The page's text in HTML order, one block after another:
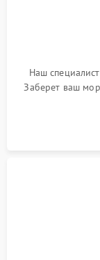
Наш
Заберет ваш